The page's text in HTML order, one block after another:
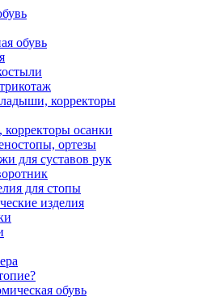
обувь
корректоры
осанки
ортезы
для суставов рук
для стопы
изделия
обувь